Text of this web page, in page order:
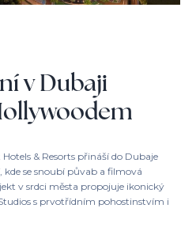
v Dubaji
& Resorts přináší do Dubaje
se snoubí půvab a filmová
v srdci města propojuje ikonický
s prvotřídním pohostinstvím i